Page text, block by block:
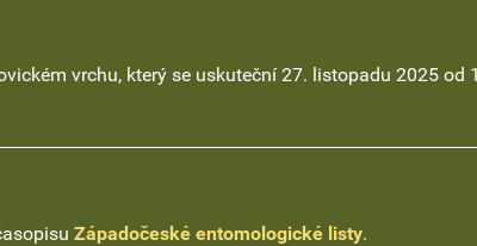
vrchu, který se uskuteční 27. listopadu 2025 od
Západočeské entomologické listy.